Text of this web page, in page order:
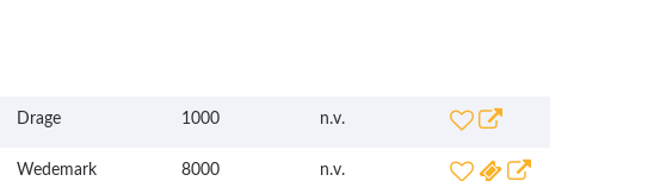
Drage 1000 n.v.
Wedemark 8000 n.v.